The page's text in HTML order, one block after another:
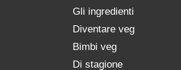
Gli ingredienti
Diventare veg
Bimbi veg
Di stagione